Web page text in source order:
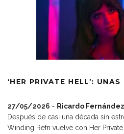
‘HER PRIVATE HELL’:
27/05/2026 - Ricardo Fernández
Después de casi una década sin
Winding Refn vuelve con Her